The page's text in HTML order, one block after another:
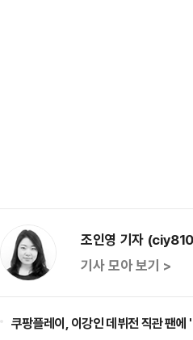
조인영 기자
기사 모아 보기 >
쿠팡플레이, 이강인 데뷔전 직관 팬에